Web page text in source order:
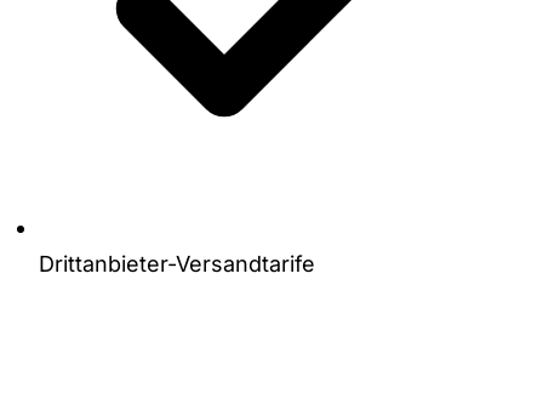
Drittanbieter-Versandtarife